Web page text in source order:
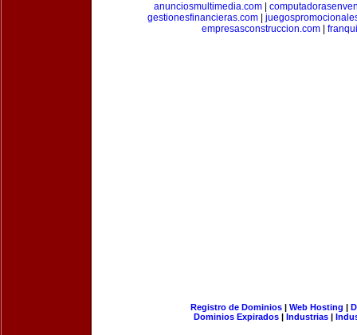
anunciosmultimedia.com
gestionesfinancieras.com
empresasconstruccion.com|
Registro de Dominios| Web Hosting |
Dominios Expirados | Industrias |